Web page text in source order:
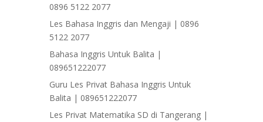
0896 5122 2077
Les Bahasa Inggris dan Mengaji | 0896
5122 2077
Bahasa Inggris Untuk Balita |
089651222077
Guru Les Privat Bahasa Inggris Untuk
Balita | 089651222077
Les Privat Matematika SD di Tangerang |